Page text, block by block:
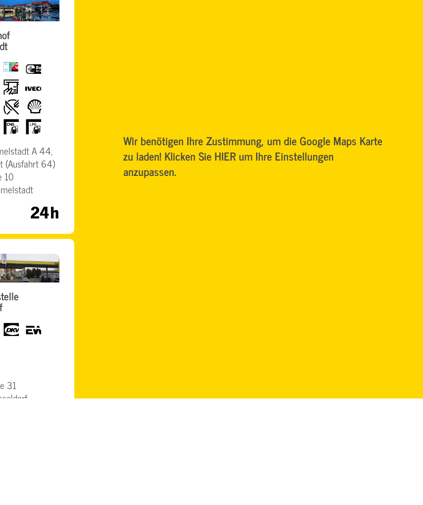
Wir benötigen Ihre Zustimmung, um die Google Maps Karte
zu laden! Klicken Sie HIER um Ihre Einstellungen
anzupassen.
BrummiCard DocStop
Geldautomat
Restaurant Shell
CNG LPG
A 44,
(Ausfahrt 64)
10
dkv
31